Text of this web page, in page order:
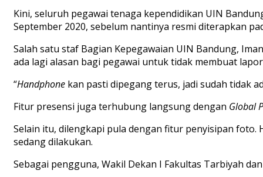
Kini, seluruh pegawai tenaga kependidikan UIN
September 2020, sebelum nantinya resmi diterapkan
Salah satu staf Bagian Kepegawaian UIN Bandung,
ada lagi alasan bagi pegawai untuk tidak membuat
“Handphone kan pasti dipegang terus, jadi sudah tidak
Fitur presensi juga terhubung langsung dengan Global
Selain itu, dilengkapi pula dengan fitur penyisipan
sedang dilakukan.
Sebagai pengguna, Wakil Dekan I Fakultas Tarbiyah